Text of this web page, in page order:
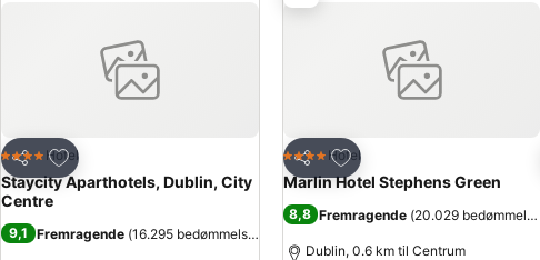
Del
Føj til favoritter
4 StjernerHotel
Staycity Aparthotels, Dublin, City
Centre
9,1 Fremragende (16.295 bedømmelser
Del
Føj til favoritter
4 StjernerHotel
Marlin Hotel Stephens Green
8,8 Fremragende (20.029 bedømmelser
Dublin, 0.6 km til Centrum